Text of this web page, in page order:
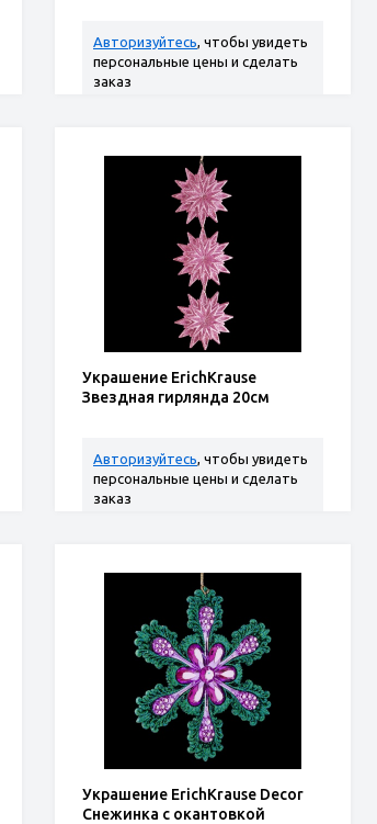
Авторизуйтесь, чтобы увидеть
персональные цены и сделать
заказ
Украшение ErichKrause
Звездная гирлянда 20см
Авторизуйтесь, чтобы увидеть
персональные цены и сделать
заказ
Украшение ErichKrause Decor
Снежинка с окантовкой